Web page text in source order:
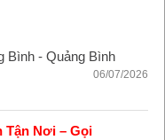
Bình - Quảng Bình
06/07/2026
Tận Nơi – Gọi